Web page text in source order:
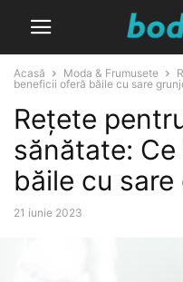
Acasă Moda & Frumusete
beneficii oferă băile cu sare
Rețete
sănătate:
băile cu
21 iunie 2023